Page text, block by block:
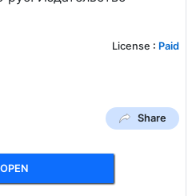
License : Paid
Share
OPEN